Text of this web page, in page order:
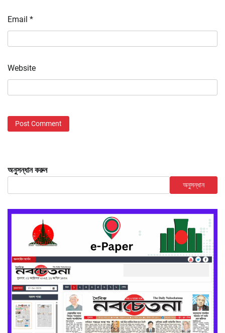
Email *
Website
অনুসন্ধান করুন
অনুসন্ধান